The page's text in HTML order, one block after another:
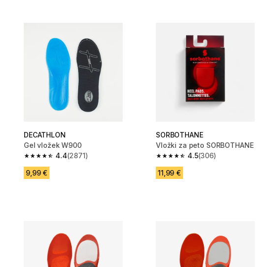
DECATHLON
Gel vložek W900
4.4
4.4 od 5 zvezdic from 2871 ocene
(2871)
9,99 €
SORBOTHANE
Vložki za peto SORBOTHANE
4.5
4.5 od 5 zvezdic from 306 ocene
(306)
11,99 €